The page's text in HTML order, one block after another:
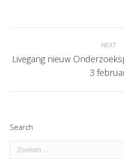
navigation
NEXT
Next
post:
Livegang nieuw
3
Search
Search: